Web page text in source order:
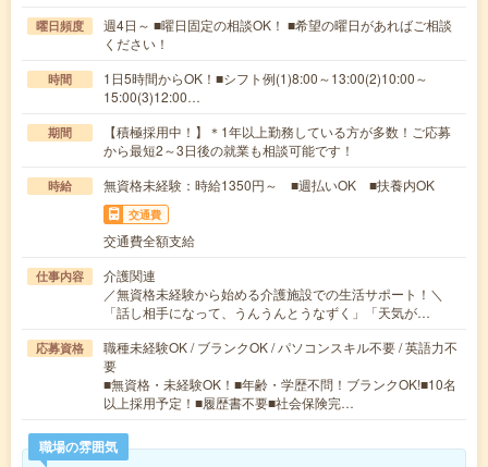
曜日頻度
週4日～ ■曜日固定の相談OK！ ■希望の曜日があればご相談
ください！
時間
1日5時間からOK！■シフト例(1)8:00～13:00(2)10:00～
15:00(3)12:00…
期間
【積極採用中！】＊1年以上勤務している方が多数！ご応募
から最短2～3日後の就業も相談可能です！
時給 無資格未経験：時給1350円～ ■週払いOK ■扶養内OK
交通費
交通費全額支給
仕事内容
介護関連
／無資格未経験から始める介護施設での生活サポート！＼
「話し相手になって、うんうんとうなずく」「天気が…
応募資格
職種未経験OK / ブランクOK / パソコンスキル不要 / 英語力不
要
■無資格・未経験OK！■年齢・学歴不問！ブランクOK!■10名
以上採用予定！■履歴書不要■社会保険完…
職場の雰囲気